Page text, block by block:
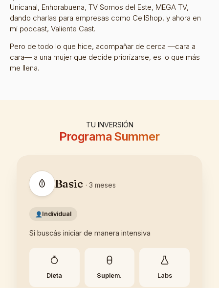
Unicanal, Enhorabuena, TV Somos del Este, MEGA TV,
dando charlas para empresas como CellShop, y ahora en
mi podcast, Valiente Cast.
Pero de todo lo que hice, acompañar de cerca —cara a
cara— a una mujer que decide priorizarse, es lo que más
me llena.
TU INVERSIÓN
Programa Summer
Basic · 3 meses
Individual
Si buscás iniciar de manera intensiva
Dieta Suplem. Labs